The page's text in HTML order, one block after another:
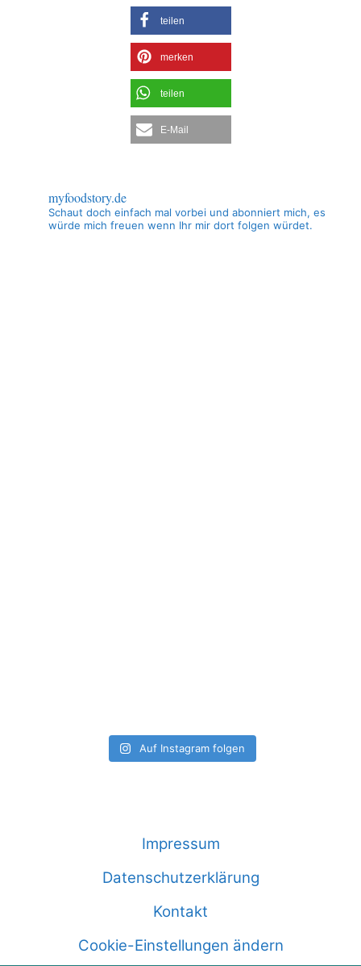
teilen
merken
teilen
E-Mail
myfoodstory.de
Schaut doch einfach mal vorbei und abonniert mich, es
würde mich freuen wenn Ihr mir dort folgen würdet.
Auf Instagram folgen
Impressum
Datenschutzerklärung
Kontakt
Cookie-Einstellungen ändern